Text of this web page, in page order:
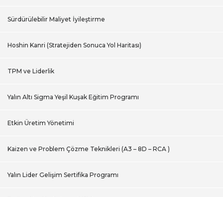
Sürdürülebilir Maliyet İyileştirme
Hoshin Kanri (Stratejiden Sonuca Yol Haritası)
TPM ve Liderlik
Yalın Altı Sigma Yeşil Kuşak Eğitim Programı
Etkin Üretim Yönetimi
Kaizen ve Problem Çözme Teknikleri (A3 – 8D – RCA )
Yalın Lider Gelişim Sertifika Programı